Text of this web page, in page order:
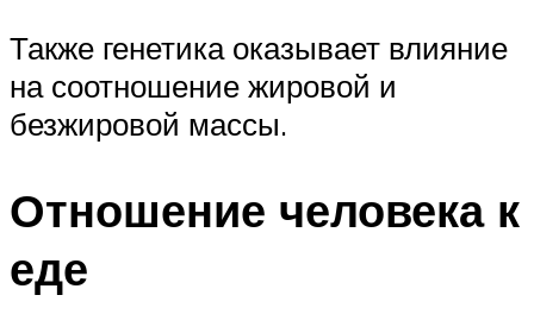
Также генетика оказывает влияние
на соотношение жировой и
безжировой массы.
Отношение человека к
еде